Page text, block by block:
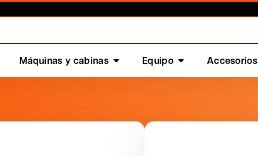
Máquinas y cabinas Equipo Accesorios